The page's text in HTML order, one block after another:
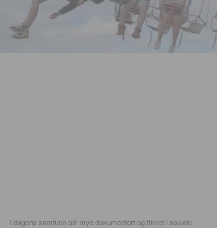
I dagens samfunn blir mye dokumentert og filmet i sosiale